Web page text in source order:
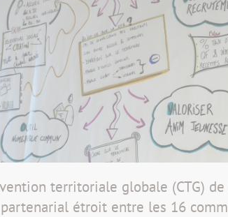
territoriale globale (CTG)
étroit entre les 16